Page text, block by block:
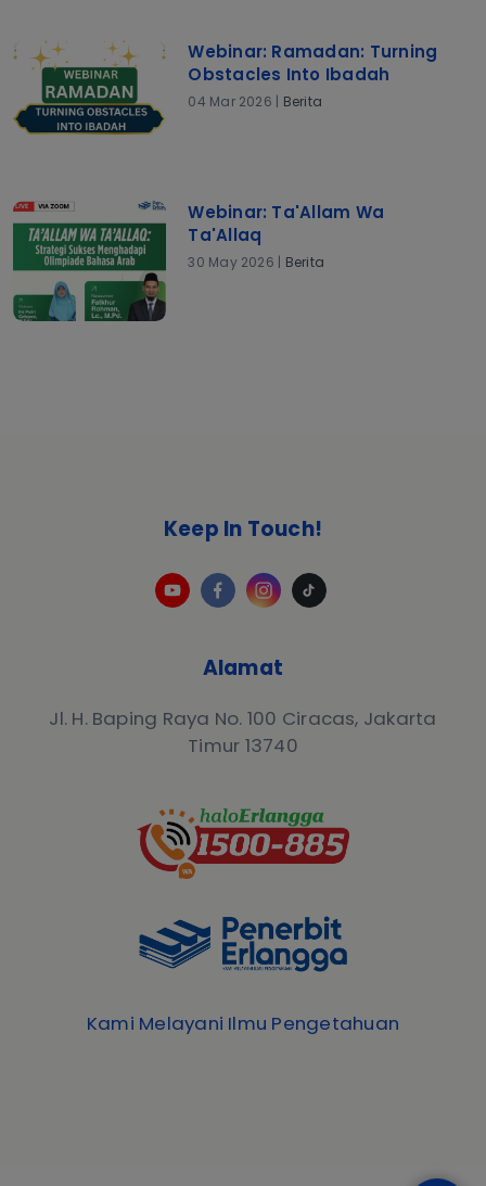
Webinar: Ramadan: Turning
Obstacles Into Ibadah
04 Mar 2026 | Berita
Webinar: Ta'Allam Wa
Ta'Allaq
30 May 2026 | Berita
Alamat
Jl. H. Baping Raya No. 100 Ciracas, Jakarta
Timur 13740
Keep In Touch!
Kami Melayani Ilmu Pengetahuan